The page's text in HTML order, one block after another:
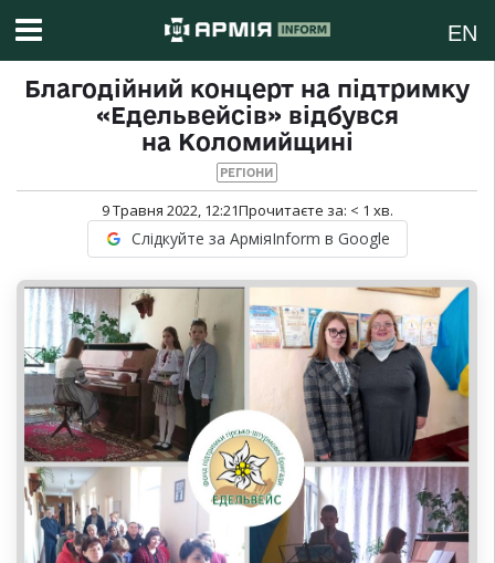
EN
Благодійний концерт на підтримку
«Едельвейсів» відбувся
на Коломийщині
РЕГІОНИ
9 Травня 2022, 12:21Прочитаєте за: < 1 хв.
Слідкуйте за АрміяInform в Google